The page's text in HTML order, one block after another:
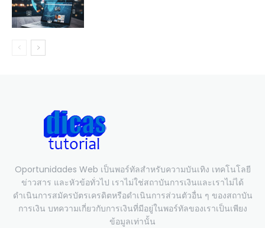
Oportunidades Web เป็นพอร์ทัลสำหรับความบันเทิง เทคโนโลยี
ข่าวสาร และหัวข้อทั่วไป เราไม่ใช่สถาบันการเงินและเราไม่ได้
ดำเนินการสมัครบัตรเครดิตหรือดำเนินการส่วนตัวอื่น ๆ ของสถาบัน
การเงิน บทความเกี่ยวกับการเงินที่มีอยู่ในพอร์ทัลของเราเป็นเพียง
ข้อมูลเท่านั้น